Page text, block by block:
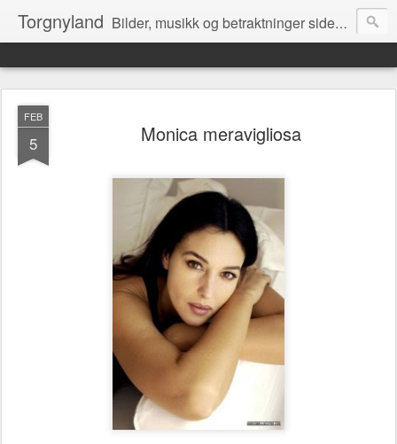
Torgnyland Bilder, musikk og betraktninger siden 2008
FEB
5 Monica meravigliosa